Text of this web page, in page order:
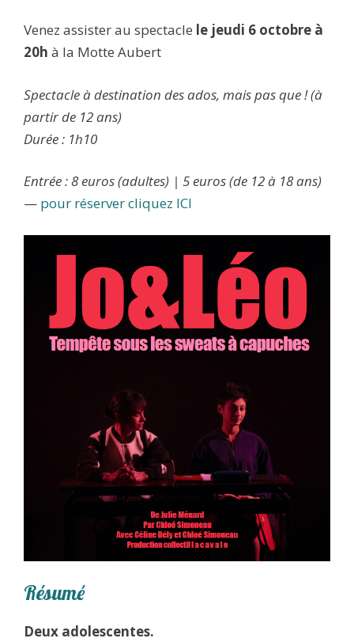
Venez assister au spectacle le jeudi 6 octobre à
20h à la Motte Aubert
Spectacle à destination des ados, mais pas que ! (à
partir de 12 ans)
Durée : 1h10
Entrée : 8 euros (adultes) | 5 euros (de 12 à 18 ans)
— pour réserver cliquez ICI
Résumé
Deux adolescentes.